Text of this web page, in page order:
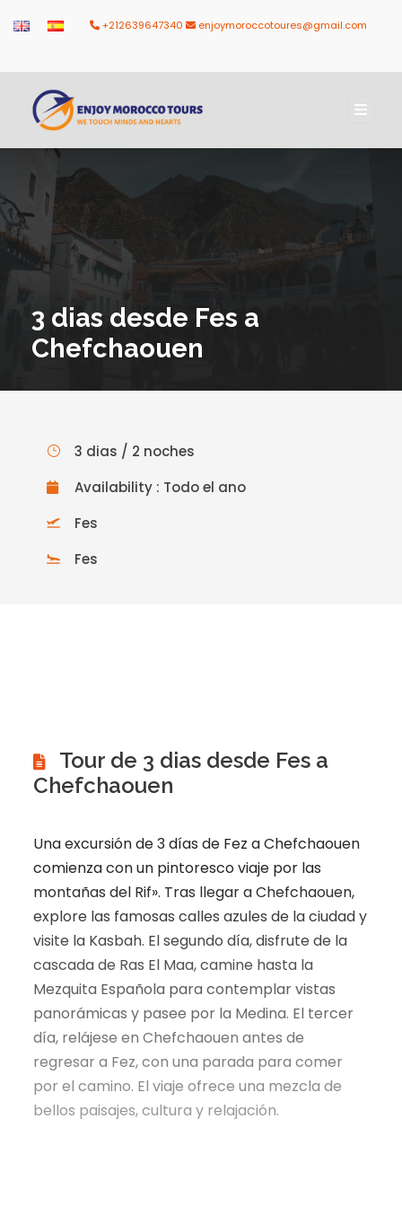
+212639647340 enjoymoroccotoures@gmail.com
3 dias desde Fes a
Chefchaouen
3 dias / 2 noches
Availability : Todo el ano
Fes
Fes
Tour de 3 dias desde Fes a
Chefchaouen
Una excursión de 3 días de Fez a Chefchaouen
comienza con un pintoresco viaje por las
montañas del Rif». Tras llegar a Chefchaouen,
explore las famosas calles azules de la ciudad y
visite la Kasbah. El segundo día, disfrute de la
cascada de Ras El Maa, camine hasta la
Mezquita Española para contemplar vistas
panorámicas y pasee por la Medina. El tercer
día, relájese en Chefchaouen antes de
regresar a Fez, con una parada para comer
por el camino. El viaje ofrece una mezcla de
bellos paisajes, cultura y relajación.